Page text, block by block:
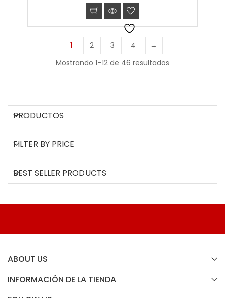
1 2 3 4
→
Mostrando 1–12 de 46 resultados
PRODUCTOS
FILTER BY PRICE
BEST SELLER PRODUCTS
ABOUT US
INFORMACIÓN DE LA TIENDA